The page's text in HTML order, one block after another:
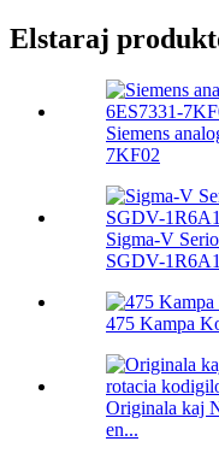
Elstaraj
Siemens
7KF02
Sigma-V
SGDV-
475 Kampa
Originala kaj
en...